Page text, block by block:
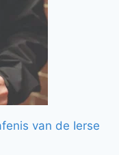
van de Ierse